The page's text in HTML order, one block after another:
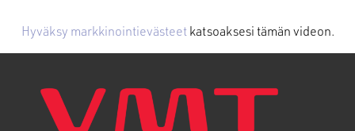
Hyväksy markkinointievästeetkatsoaksesi tämän videon.